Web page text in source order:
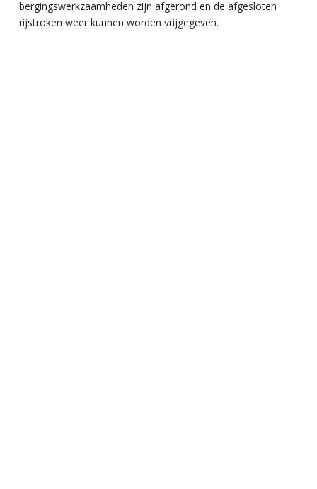
bergingswerkzaamheden zijn afgerond en de afgesloten
rijstroken weer kunnen worden vrijgegeven.